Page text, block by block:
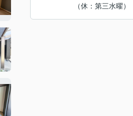
（休：第三水曜）